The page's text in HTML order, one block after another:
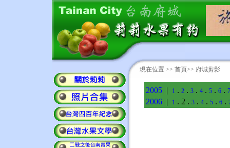
2005 | 1 . 2 . 3 . 4 . 5 . 6 . 7
2006 | 1 . 2 . 3 . 4 . 5 . 6 .
現在位置 >> 首頁>> 府城剪影